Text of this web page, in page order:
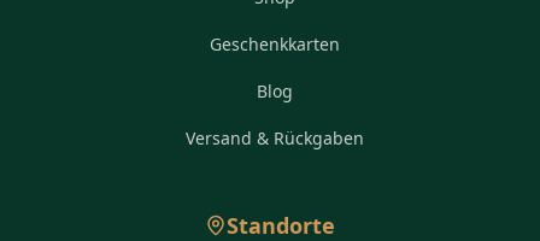
Geschenkkarten
Blog
Versand & Rückgaben
Standorte